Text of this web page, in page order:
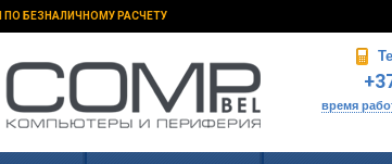
БЕЗНАЛИЧНОМУ РАСЧЕТУ
время